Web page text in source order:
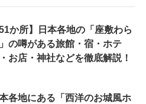
51か所】日本各地の「座敷わら
の噂がある旅館・宿・ホテ
お店・神社などを徹底解説！
各地にある「西洋のお城風ホ